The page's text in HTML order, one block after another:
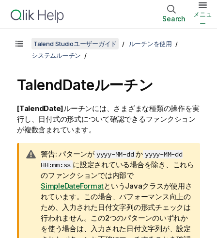
Search
メニュ
ー
Talend Studioユーザーガイド
ルーチンを使用
システムルーチン
TalendDateルーチン
[TalendDate]ルーチンには、さまざまな種類の操作を実
行し、日付式の形式について確認できるファンクション
が複数含まれています。
情
報
メ
モ
警告: パターンが yyyy-MM-dd か yyyy-MM-dd
HH:mm:ss に設定されている場合を除き、これら
のファンクションでは内部で
SimpleDateFormatというJavaクラスが使用さ
れています。この場合、パフォーマンス向上の
ため、入力された日付文字列の形式チェックは
行われません。この2つのパターンのいずれか
を使う場合は、入力された日付文字列が、設定